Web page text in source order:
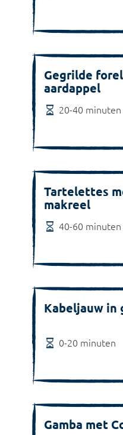
Gegrilde
aardappel
20-40 minuten
Tartelettes
makreel
40-60 minuten
Kabeljauw in
0-20 minuten
Gamba met